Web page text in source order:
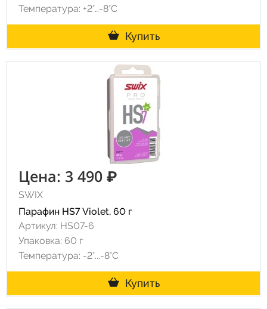
Температура: +2°…-8°C
Купить
Цена: 3 490 ₽
SWIX
Парафин HS7 Violet, 60 г
Артикул: HS07-6
Упаковка: 60 г
Температура: -2°...-8°С
Купить